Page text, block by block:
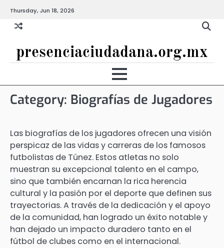
content
Thursday, Jun 18, 2026
presenciaciudadana.org.mx
Category: Biografías de Jugadores
Las biografías de los jugadores ofrecen una visión
perspicaz de las vidas y carreras de los famosos
futbolistas de Túnez. Estos atletas no solo
muestran su excepcional talento en el campo,
sino que también encarnan la rica herencia
cultural y la pasión por el deporte que definen sus
trayectorias. A través de la dedicación y el apoyo
de la comunidad, han logrado un éxito notable y
han dejado un impacto duradero tanto en el
fútbol de clubes como en el internacional.